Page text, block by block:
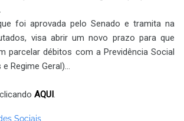
foi aprovada pelo Senado e tramita na
visa abrir um novo prazo para que
parcelar débitos com a Previdência Social
Regime Geral)...
AQUI.
Sociais